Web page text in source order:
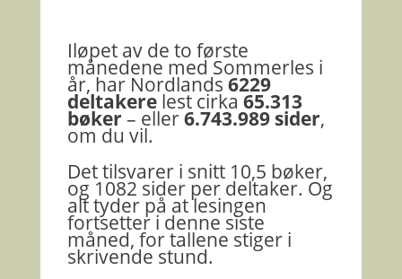
Iløpet av de to første
månedene med Sommerles i
år, har Nordlands 6229
deltakerelest cirka 65.313
bøker – eller6.743.989 sider,
om du vil.
Det tilsvarer i snitt 10,5 bøker,
og 1082 sider per deltaker. Og
alt tyder på at lesingen
fortsetter i denne siste
måned, for tallene stiger i
skrivende stund.